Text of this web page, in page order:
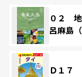
０２
呂麻島
Ｄ１７